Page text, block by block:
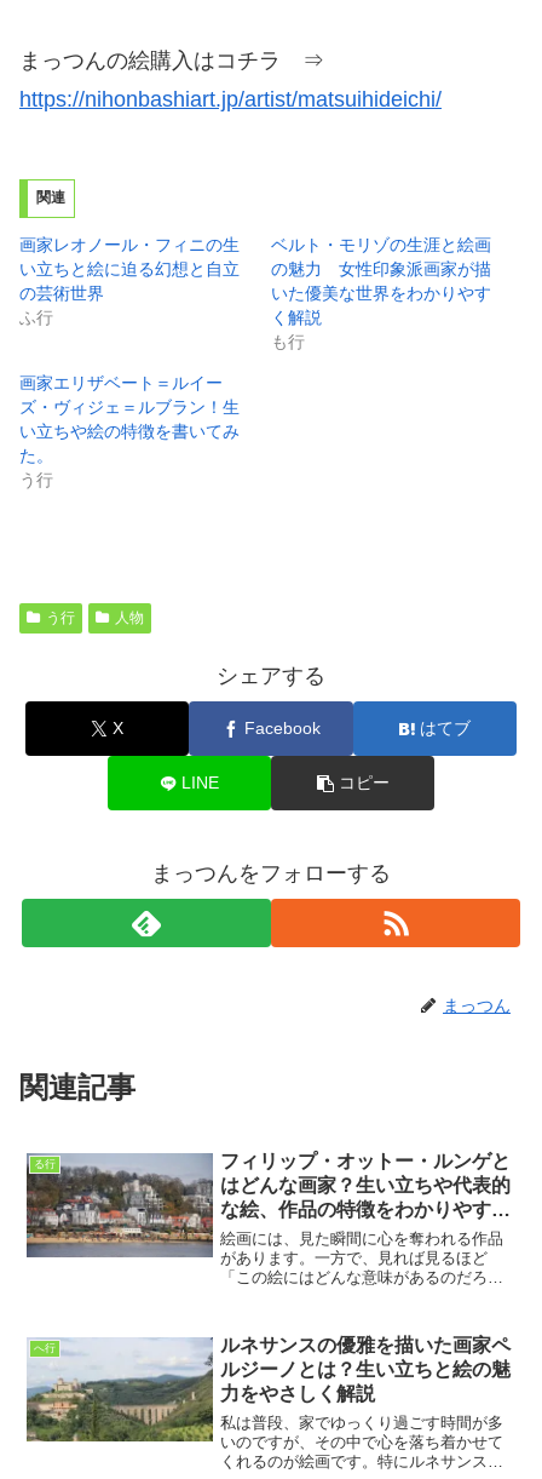
まっつんの絵購入はコチラ ⇒
https://nihonbashiart.jp/artist/matsuihideichi/
関連
画家レオノール・フィニの生
い立ちと絵に迫る幻想と自立
の芸術世界
ふ行
ベルト・モリゾの生涯と絵画
の魅力 女性印象派画家が描
いた優美な世界をわかりやす
く解説
も行
画家エリザベート＝ルイー
ズ・ヴィジェ＝ルブラン！生
い立ちや絵の特徴を書いてみ
た。
う行
う行 人物
シェアする
X Facebook はてブ
LINE コピー
まっつんをフォローする
まっつん
関連記事
る行
フィリップ・オットー・ルンゲと
はどんな画家？生い立ちや代表的
な絵、作品の特徴をわかりやすく
解説
絵画には、見た瞬間に心を奪われる作品
があります。一方で、見れば見るほど
「この絵にはどんな意味があるのだろ
ルンゲは、まさに後者の代表ともいえる
画家です。私がルンゲという名...
へ行
ルネサンスの優雅を描いた画家ペ
ルジーノとは？生い立ちと絵の魅
力をやさしく解説
私は普段、家でゆっくり過ごす時間が多
いのですが、その中で心を落ち着かせて
くれるのが絵画です。特にルネサンス時